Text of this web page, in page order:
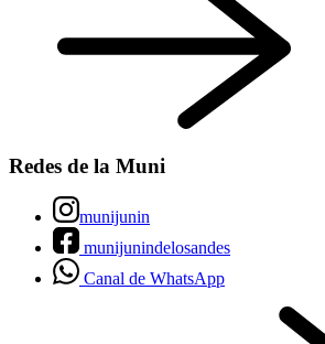
Redes de la Muni
munijunin
munijunindelosandes
Canal de WhatsApp